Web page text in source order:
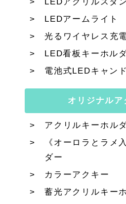
LEDアームライト
光るワイヤレス充
LED看板キーホル
電池式LEDキャン
オリジナル
アクリルキーホル
《オーロラとラメ
ダー
カラーアクキー
蓄光アクリルキー